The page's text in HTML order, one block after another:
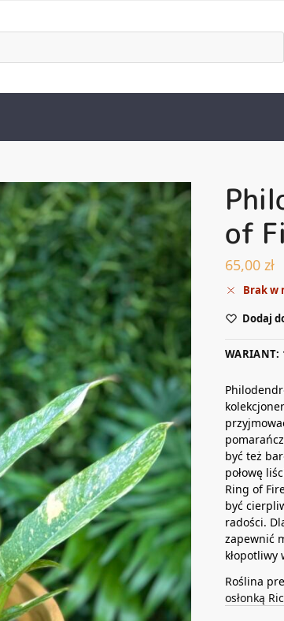
of
65,00 zł
Brak w
Dodaj
WARIANT:
być też
połowę
Ring of
być
radości.
zapewnić
kłopotliwy
Roślina
osłonką